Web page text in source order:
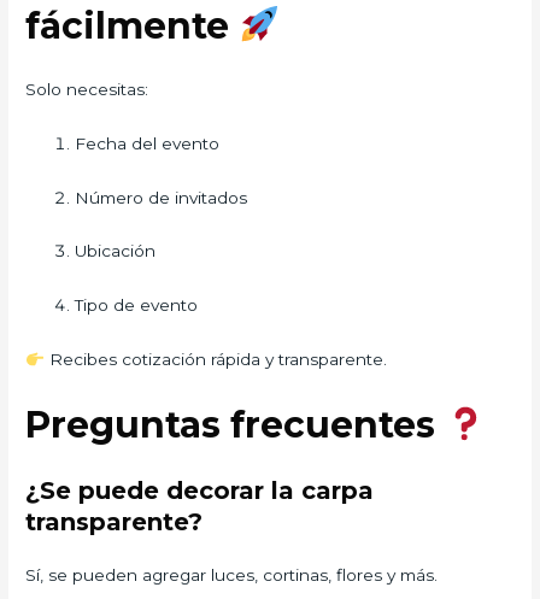
fácilmente
Solo necesitas:
Fecha del evento
Número de invitados
Ubicación
Tipo de evento
Recibes cotización rápida y transparente.
Preguntas frecuentes
¿Se puede decorar la carpa
transparente?
Sí, se pueden agregar luces, cortinas, flores y más.